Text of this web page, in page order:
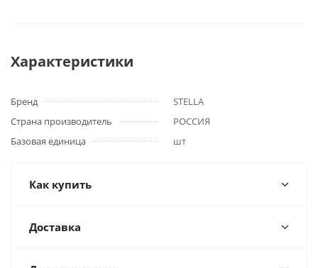
Характеристики
Бренд
STELLA
Страна производитель
РОССИЯ
Базовая единица
шт
Как купить
Доставка